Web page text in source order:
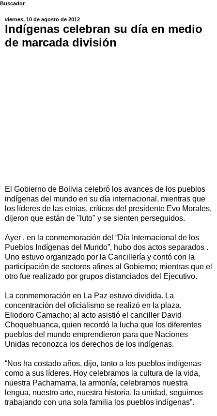
Buscador
viernes, 10 de agosto de 2012
Indígenas celebran su día en medio
de marcada división
El Gobierno de Bolivia celebró los avances de los pueblos
indígenas del mundo en su día internacional, mientras que
los líderes de las etnias, críticos del presidente Evo Morales,
dijeron que están de "luto" y se sienten perseguidos.
Ayer , en la conmemoración del “Día Internacional de los
Pueblos Indígenas del Mundo”, hubo dos actos separados .
Uno estuvo organizado por la Cancillería y contó con la
participación de sectores afines al Gobierno; mientras que el
otro fue realizado por grupos distanciados del Ejecutivo.
La conmemoración en La Paz estuvo dividida. La
concentración del oficialismo se realizó en la plaza,
Eliodoro Camacho; al acto asistió el canciller David
Choquehuanca, quien recordó la lucha que los diferentes
pueblos del mundo emprendieron para que Naciones
Unidas reconozca los derechos de los indígenas.
“Nos ha costado años, dijo, tanto a los pueblos indígenas
como a sus líderes. Hoy celebramos la cultura de la vida,
nuestra Pachamama, la armonía, celebramos nuestra
lengua, nuestro arte, nuestra historia, la unidad, seguimos
trabajando con una sola familia los pueblos indígenas”.